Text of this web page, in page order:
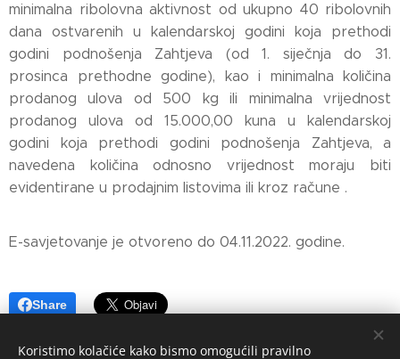
minimalna ribolovna aktivnost od ukupno 40 ribolovnih
dana ostvarenih u kalendarskoj godini koja prethodi
godini podnošenja Zahtjeva (od 1. siječnja do 31.
prosinca prethodne godine), kao i minimalna količina
prodanog ulova od 500 kg ili minimalna vrijednost
prodanog ulova od 15.000,00 kuna u kalendarskoj
godini koja prethodi godini podnošenja Zahtjeva, a
navedena količina odnosno vrijednost moraju biti
evidentirane u prodajnim listovima ili kroz račune .
E-savjetovanje je otvoreno do 04.11.2022. godine.
Share
Koristimo kolačiće kako bismo omogućili pravilno